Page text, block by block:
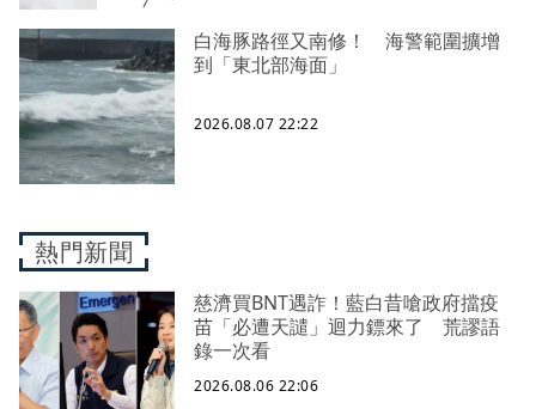
白海豚路徑又南修！ 海警範圍擴增
到「東北部海面」
2026.08.07 22:22
熱門新聞
慈濟買BNT遇詐！藍白昔嗆政府擋疫
苗「必遭天譴」迴力鏢來了 荒謬語
錄一次看
2026.08.06 22:06